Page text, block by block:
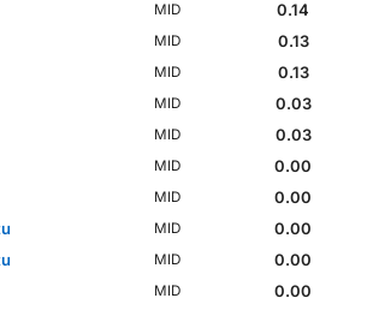
MID
0.14
MID
0.13
MID
0.13
MID
0.03
MID
0.03
MID
0.00
MID
0.00
MID
0.00
MID
0.00
MID
0.00